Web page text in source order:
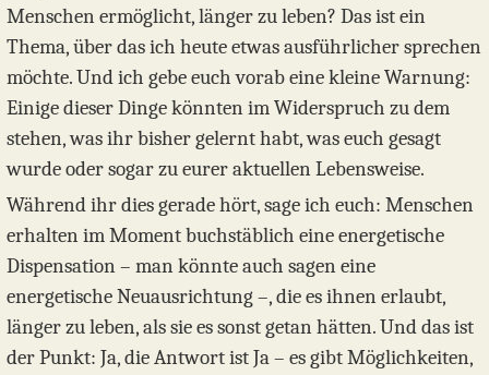
Menschen ermöglicht, länger zu leben? Das ist ein
Thema, über das ich heute etwas ausführlicher sprechen
möchte. Und ich gebe euch vorab eine kleine Warnung:
Einige dieser Dinge könnten im Widerspruch zu dem
stehen, was ihr bisher gelernt habt, was euch gesagt
wurde oder sogar zu eurer aktuellen Lebensweise.
Während ihr dies gerade hört, sage ich euch: Menschen
erhalten im Moment buchstäblich eine energetische
Dispensation – man könnte auch sagen eine
energetische Neuausrichtung –, die es ihnen erlaubt,
länger zu leben, als sie es sonst getan hätten. Und das ist
der Punkt: Ja, die Antwort ist Ja – es gibt Möglichkeiten,